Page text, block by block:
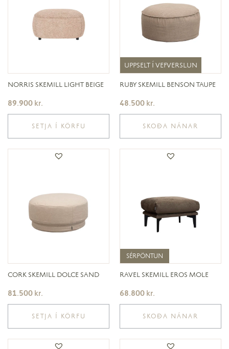
NORRIS SKEMILL LIGHT BEIGE
89.900 kr.
SETJA Í KÖRFU
UPPSELT Í VEFVERSLUN
UPPSELT Í VEFVERSLUN
RUBY SKEMILL BENSON TAUPE
48.500 kr.
SKOÐA NÁNAR
CORK SKEMILL DOLCE SAND
81.500 kr.
SETJA Í KÖRFU
SÉRPÖNTUN
SÉRPÖNTUN
RAVEL SKEMILL EROS MOLE
68.800 kr.
SKOÐA NÁNAR